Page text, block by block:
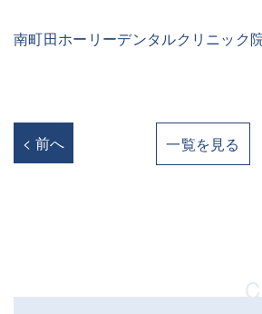
南町田ホーリーデンタルクリニッ
< 前へ 一覧を見る